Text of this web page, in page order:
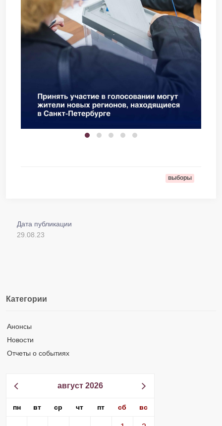
выборы
Дата публикации
29.08.23
Категории
Анонсы
Новости
Отчеты о событиях
август 2026
пн вт ср чт пт сб вс